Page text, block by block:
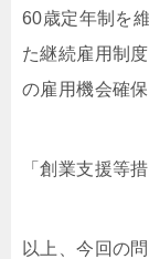
60歳定年制を
た継続雇用制
の雇用機会確
「創業支援等
以上、今回の